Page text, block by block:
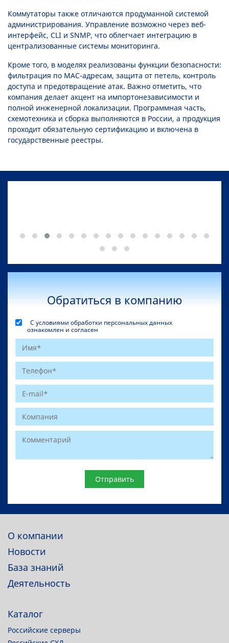
Коммутаторы также отличаются продуманной системой
администрирования. Управление возможно через веб-
интерфейс, CLI и SNMP, что облегчает интеграцию в
централизованные системы мониторинга.
Кроме того, в моделях реализованы функции безопасности:
фильтрация по MAC-адресам, защита от петель, контроль
доступа и предотвращение атак. Важно отметить, что
компания делает акцент на импортонезависимости и
полной инженерной локализации. Программная часть,
схемотехника и сборка выполняются в России, а продукция
проходит обязательную сертификацию и включена в
государственные реестры.
Обратиться в компанию
С условиями обработки персональных данных
ознакомлен и согласен
О компании
Новости
База знаний
Деятельность
Каталог
Российские серверы